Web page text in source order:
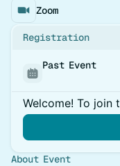
Zoom
Registration
Past Event
Welcome! To join
About Event